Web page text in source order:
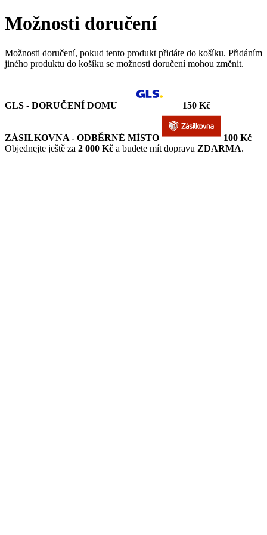
Možnosti doručení
Možnosti doručení, pokud tento produkt přidáte do košíku. Přidáním
jiného produktu do košíku se možnosti doručení mohou změnit.
GLS - DORUČENÍ DOMU 150 Kč
ZÁSILKOVNA - ODBĚRNÉ MÍSTO
100 Kč
Objednejte ještě za 2 000 Kč a budete mít dopravu ZDARMA.